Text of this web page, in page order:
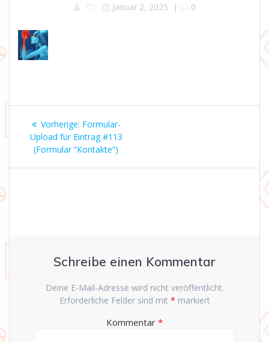
Januar 2, 2025 | 0
Beitrags-
Navigation
Vorherige: Vorheriger
Beitrag:
Formular-
Upload für Eintrag #113
(Formular “Kontakte”)
Schreibe einen Kommentar
Deine E-Mail-Adresse wird nicht veröffentlicht.
Erforderliche Felder sind mit * markiert
Kommentar *